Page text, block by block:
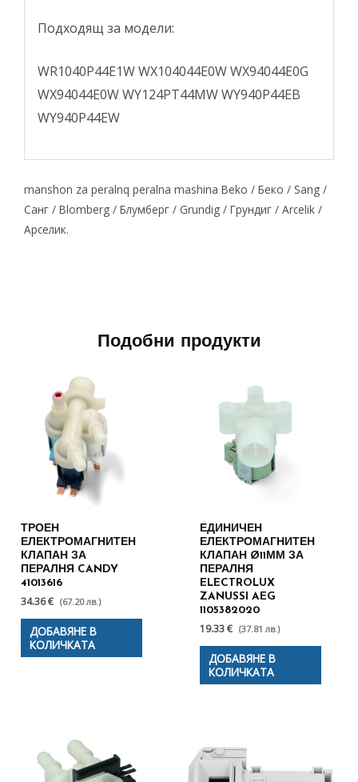
Подходящ за модели:
WR1040P44E1W WX104044E0W WX94044E0G
WX94044E0W WY124PT44MW WY940P44EB
WY940P44EW
manshon za peralnq peralna mashina Beko / Беко / Sang /
Санг / Blomberg / Блумберг / Grundig / Грундиг / Arcelik /
Арселик.
Подобни продукти
ТРОЕН
ЕЛЕКТРОМАГНИТЕН
КЛАПАН ЗА
ПЕРАЛНЯ CANDY
41013616
34.36 € (67.20 лв.)
ДОБАВЯНЕ В
КОЛИЧКАТА
ЕДИНИЧЕН
ЕЛЕКТРОМАГНИТЕН
КЛАПАН Ø11ММ ЗА
ПЕРАЛНЯ
ELECTROLUX
ZANUSSI AEG
1105382020
19.33 € (37.81 лв.)
ДОБАВЯНЕ В
КОЛИЧКАТА